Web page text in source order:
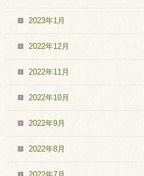
2023年1月
2022年12月
2022年11月
2022年10月
2022年9月
2022年8月